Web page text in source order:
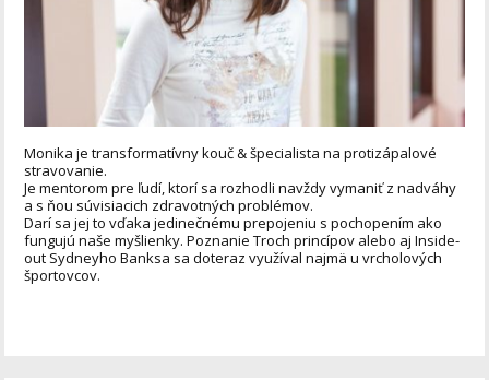
Monika je transformatívny kouč & špecialista na protizápalové
stravovanie.
Je mentorom pre ľudí, ktorí sa rozhodli navždy vymaniť z nadváhy
a s ňou súvisiacich zdravotných problémov.
Darí sa jej to vďaka jedinečnému prepojeniu s pochopením ako
fungujú naše myšlienky. Poznanie Troch princípov alebo aj Inside-
out Sydneyho Banksa sa doteraz využíval najmä u vrcholových
športovcov.